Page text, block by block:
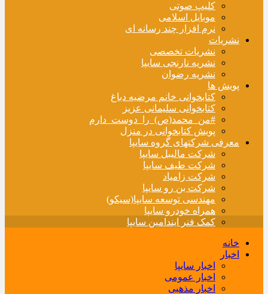
کلیپ صوتی
موبایل اسلامی
نرم افزار چند رسانه ای
نشریات
نشریات تخصصی
نشریه نارنجی سایپا
نشریه رضوان
پویش ها
کتابخوانی خانم مرضیه دباغ
کتابخوانی سلیمانی عزیز
#من_محمد(ص)_را_دوست_دارم
پویش کتابخوانی در منزل
معرفی شرکتهای گروه سایپا
شرکت مالیبل سایپا
شرکت طیف سایپا
شرکت زامیاد
شرکت بن رو سایپا
مهندسی توسعه سایپا(سیکو)
همراه خودرو سایپا
کمک فنر ایندامین سایپا
خانه
اخبار
اخبار سایپا
اخبار عمومی
اخبار مذهبی